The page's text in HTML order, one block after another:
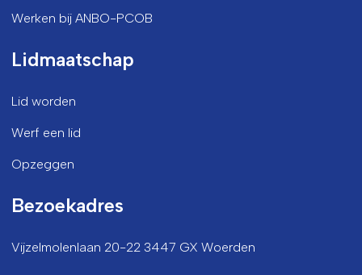
Werken bij ANBO-PCOB
Lidmaatschap
Lid worden
Werf een lid
Opzeggen
Bezoekadres
Vijzelmolenlaan 20-22 3447 GX Woerden